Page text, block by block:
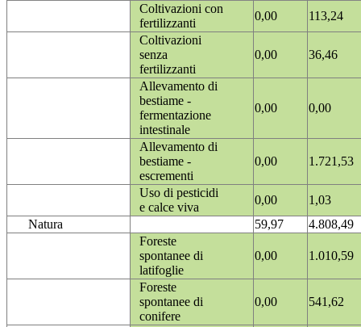
Coltivazioni con
fertilizzanti
0,00
113,24
Coltivazioni
senza
fertilizzanti
0,00 36,46
Allevamento di
bestiame -
fermentazione
intestinale
0,00 0,00
Allevamento di
bestiame -
escrementi
0,00 1.721,53
Uso di pesticidi
e calce viva
0,00
1,03
Natura
59,97
4.808,49
Foreste
spontanee di
latifoglie
0,00 1.010,59
Foreste
spontanee di
conifere
0,00 541,62